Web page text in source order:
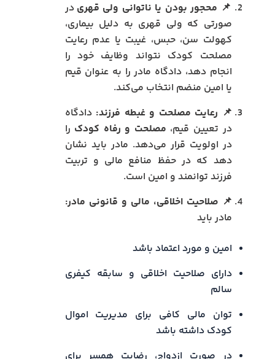
📌 محجور بودن یا ناتوانی ولی قهری در
صورتی که ولی قهری به دلیل بیماری،
کهولت سن، حبس، غیبت یا عدم رعایت
مصلحت کودک نتواند وظایف خود را
انجام دهد، دادگاه مادر را به عنوان قیم
یا امین منضم انتخاب می‌کند.
📌 رعایت مصلحت و غبطه فرزند:دادگاه
در تعیین قیم، مصلحت و رفاه کودک را
در اولویت قرار می‌دهد. مادر باید نشان
دهد که در حفظ منافع مالی و تربیت
فرزند توانمند و امین است.
📌 صلاحیت اخلاقی، مالی و قانونی مادر:
مادر باید
امین و مورد اعتماد باشد
دارای صلاحیت اخلاقی و سابقه کیفری
سالم
توان مالی کافی برای مدیریت اموال
کودک داشته باشد